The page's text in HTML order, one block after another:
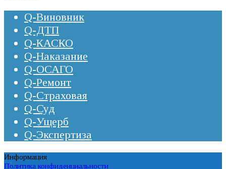
Q-Виновник
Q-ДТП
Q-КАСКО
Q-Наказание
Q-ОСАГО
Q-Ремонт
Q-Страховая
Q-Суд
Q-Ущерб
Q-Экспертиза
Информация
Политика конфиденциальности